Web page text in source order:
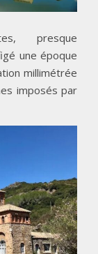
presque
une époque
millimétrée
imposés par